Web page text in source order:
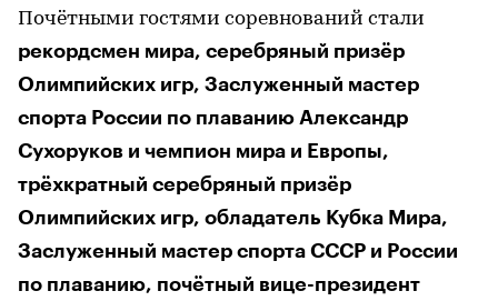
Почётными гостями соревнований стали
рекордсмен мира, серебряный призёр
Олимпийских игр, Заслуженный мастер
спорта России по плаванию Александр
Сухоруков и чемпион мира и Европы,
трёхкратный серебряный призёр
Олимпийских игр, обладатель Кубка Мира,
Заслуженный мастер спорта СССР и России
по плаванию, почётный вице-президент